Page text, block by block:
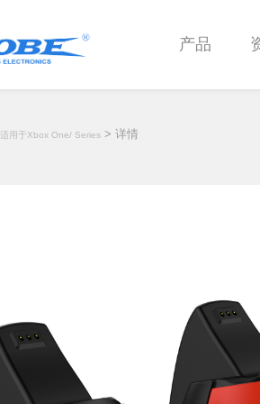
产品
适用于Xbox One/ Series > 详情